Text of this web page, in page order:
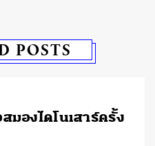
POSTS
องไดโนเสาร์ครั้ง